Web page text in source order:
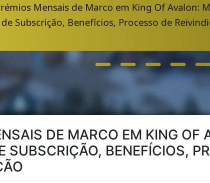
DE MARCO EM KING OF
SUBSCRIÇÃO, BENEFÍCIOS,